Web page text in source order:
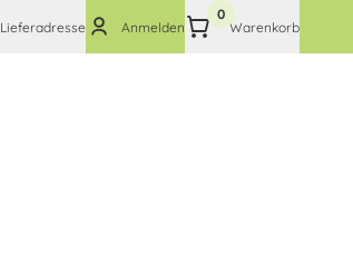
Lieferadresse Anmelden
0
Warenkorb